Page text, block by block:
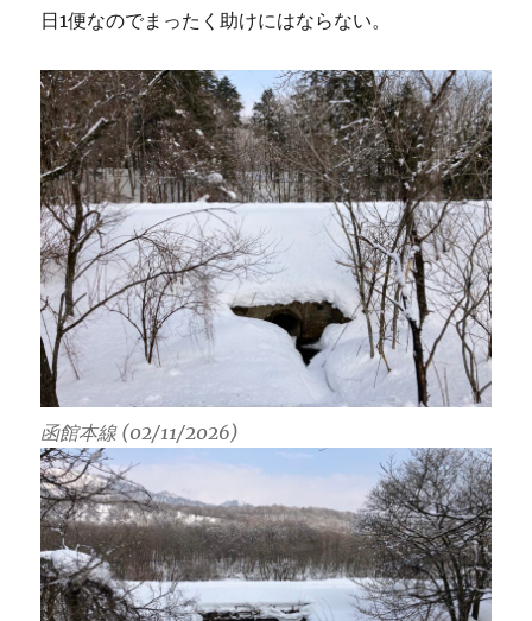
日1便なのでまったく助けにはならない。
函館本線 (02/11/2026)